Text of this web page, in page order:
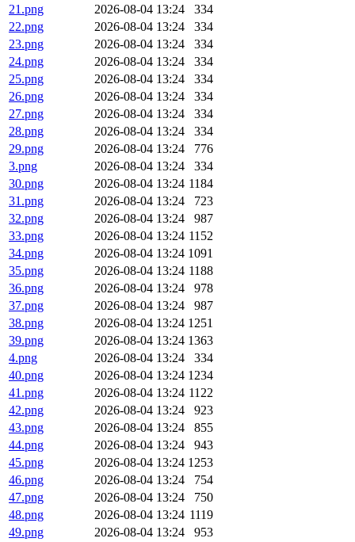
21.png
2026-08-04 13:24
334
22.png
2026-08-04 13:24
334
23.png
2026-08-04 13:24
334
24.png
2026-08-04 13:24
334
25.png
2026-08-04 13:24
334
26.png
2026-08-04 13:24
334
27.png
2026-08-04 13:24
334
28.png
2026-08-04 13:24
334
29.png
2026-08-04 13:24
776
3.png
2026-08-04 13:24
334
30.png
2026-08-04 13:24 1184
31.png
2026-08-04 13:24
723
32.png
2026-08-04 13:24
987
33.png
2026-08-04 13:24 1152
34.png
2026-08-04 13:24 1091
35.png
2026-08-04 13:24 1188
36.png
2026-08-04 13:24
978
37.png
2026-08-04 13:24
987
38.png
2026-08-04 13:24 1251
39.png
2026-08-04 13:24 1363
4.png
2026-08-04 13:24
334
40.png
2026-08-04 13:24 1234
41.png
2026-08-04 13:24 1122
42.png
2026-08-04 13:24
923
43.png
2026-08-04 13:24
855
44.png
2026-08-04 13:24
943
45.png
2026-08-04 13:24 1253
46.png
2026-08-04 13:24
754
47.png
2026-08-04 13:24
750
48.png
2026-08-04 13:24 1119
49.png
2026-08-04 13:24
953